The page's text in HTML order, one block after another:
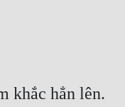
khắc hẳn lên.